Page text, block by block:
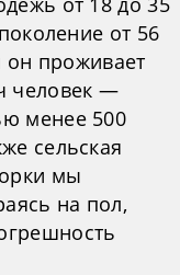
от 56
он проживает
человек —
менее 500
сельская
мы
на пол,